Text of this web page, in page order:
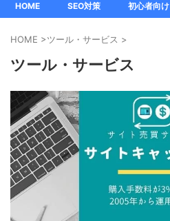
HOME SEO対策 初心者向け
HOME >ツール・サービス >
ツール・サービス